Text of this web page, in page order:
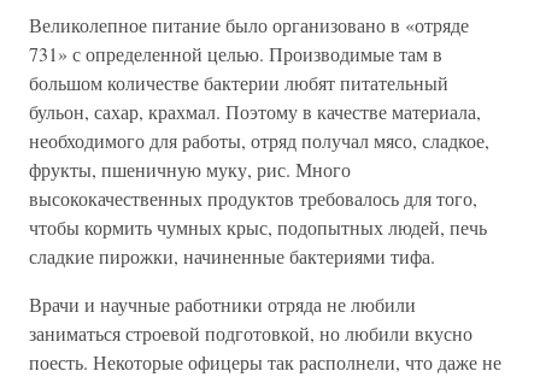
Великолепное питание было организовано в «отряде
731» с определенной целью. Производимые там в
большом количестве бактерии любят питательный
бульон, сахар, крахмал. Поэтому в качестве материала,
необходимого для работы, отряд получал мясо, сладкое,
фрукты, пшеничную муку, рис. Много
высококачественных продуктов требовалось для того,
чтобы кормить чумных крыс, подопытных людей, печь
сладкие пирожки, начиненные бактериями тифа.
Врачи и научные работники отряда не любили
заниматься строевой подготовкой, но любили вкусно
поесть. Некоторые офицеры так располнели, что даже не